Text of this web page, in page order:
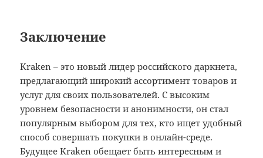
Заключение
Kraken – это новый лидер российского даркнета,
предлагающий широкий ассортимент товаров и
услуг для своих пользователей. С высоким
уровнем безопасности и анонимности, он стал
популярным выбором для тех, кто ищет удобный
способ совершать покупки в онлайн-среде.
Будущее Kraken обещает быть интересным и